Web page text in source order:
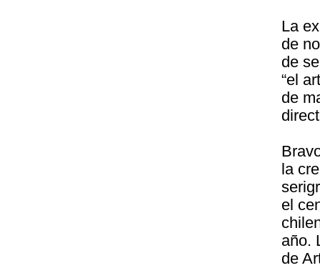
La
de
de
“el
de
la
el
año.
de